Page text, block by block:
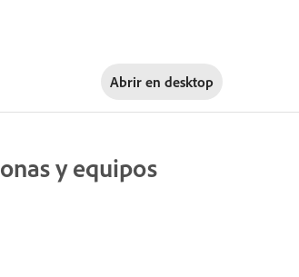
Abrir en desktop
y equipos